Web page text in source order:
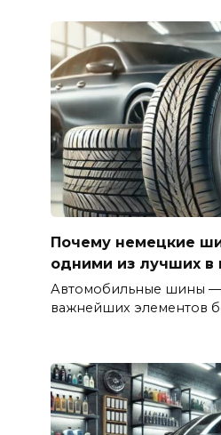
Почему немецкие
одними из лучших в
Автомобильные шины
важнейших элементов